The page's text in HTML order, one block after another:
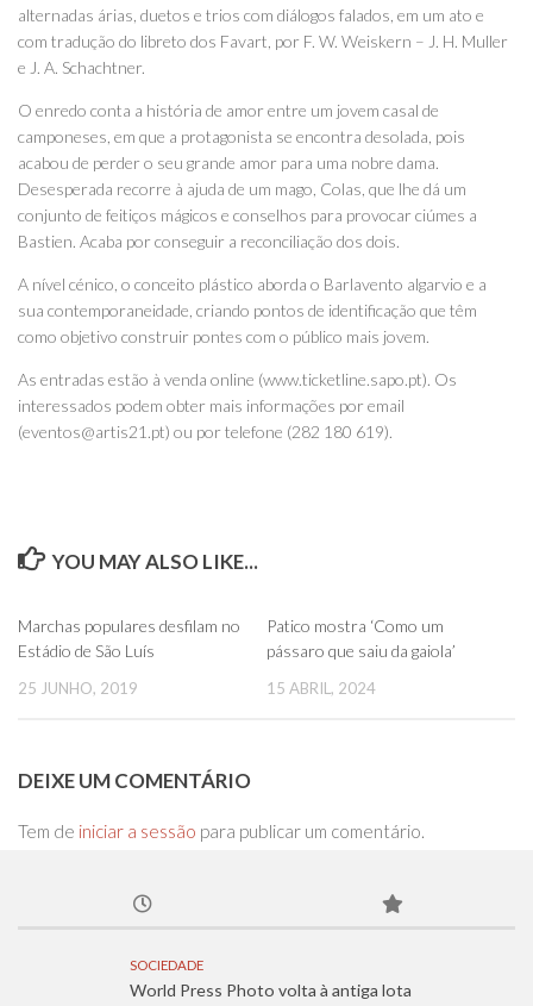
alternadas árias, duetos e trios com diálogos falados, em um ato e
com tradução do libreto dos Favart, por F. W. Weiskern – J. H. Muller
e J. A. Schachtner.
O enredo conta a história de amor entre um jovem casal de
camponeses, em que a protagonista se encontra desolada, pois
acabou de perder o seu grande amor para uma nobre dama.
Desesperada recorre à ajuda de um mago, Colas, que lhe dá um
conjunto de feitiços mágicos e conselhos para provocar ciúmes a
Bastien. Acaba por conseguir a reconciliação dos dois.
A nível cénico, o conceito plástico aborda o Barlavento algarvio e a
sua contemporaneidade, criando pontos de identificação que têm
como objetivo construir pontes com o público mais jovem.
As entradas estão à venda online (www.ticketline.sapo.pt). Os
interessados podem obter mais informações por email
(eventos@artis21.pt) ou por telefone (282 180 619).
YOU MAY ALSO LIKE...
Marchas populares desfilam no
Estádio de São Luís
25 JUNHO, 2019
Patico mostra ‘Como um
pássaro que saiu da gaiola’
15 ABRIL, 2024
DEIXE UM COMENTÁRIO
Tem de iniciar a sessão para publicar um comentário.
SOCIEDADE
World Press Photo volta à antiga lota